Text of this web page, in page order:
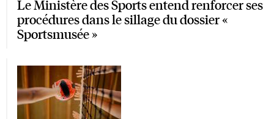
Le Ministère des Sports entend renforcer ses
procédures dans le sillage du dossier «
Sportsmusée »